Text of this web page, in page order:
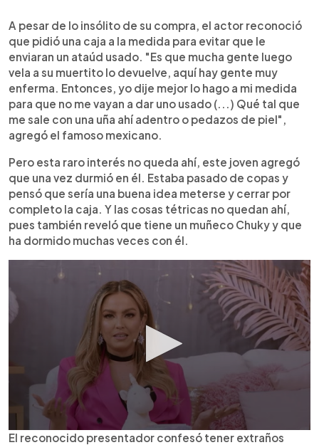
A pesar de lo insólito de su compra, el actor reconoció
que pidió una caja a la medida para evitar que le
enviaran un ataúd usado. "Es que mucha gente luego
vela a su muertito lo devuelve, aquí hay gente muy
enferma. Entonces, yo dije mejor lo hago a mi medida
para que no me vayan a dar uno usado (...) Qué tal que
me sale con una uña ahí adentro o pedazos de piel",
agregó el famoso mexicano.
Pero esta raro interés no queda ahí, este joven agregó
que una vez durmió en él. Estaba pasado de copas y
pensó que sería una buena idea meterse y cerrar por
completo la caja. Y las cosas tétricas no quedan ahí,
pues también reveló que tiene un muñeco Chuky y que
ha dormido muchas veces con él.
El reconocido presentador confesó tener extraños